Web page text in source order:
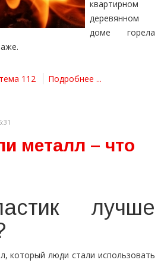
квартирном
деревянном
доме горела
112 Подробнее ...
металл – что
лучше
который люди стали использовать